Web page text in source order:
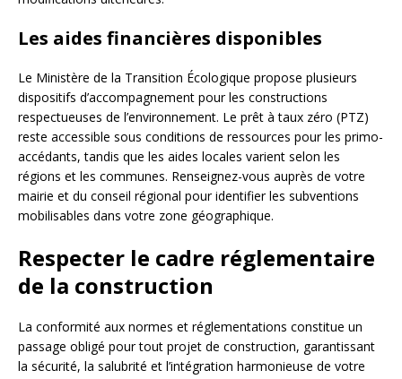
Les aides financières disponibles
Le Ministère de la Transition Écologique propose plusieurs
dispositifs d’accompagnement pour les constructions
respectueuses de l’environnement. Le prêt à taux zéro (PTZ)
reste accessible sous conditions de ressources pour les primo-
accédants, tandis que les aides locales varient selon les
régions et les communes. Renseignez-vous auprès de votre
mairie et du conseil régional pour identifier les subventions
mobilisables dans votre zone géographique.
Respecter le cadre réglementaire
de la construction
La conformité aux normes et réglementations constitue un
passage obligé pour tout projet de construction, garantissant
la sécurité, la salubrité et l’intégration harmonieuse de votre